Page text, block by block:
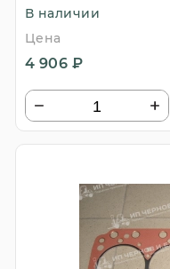
В наличии
Цена
4 906 ₽